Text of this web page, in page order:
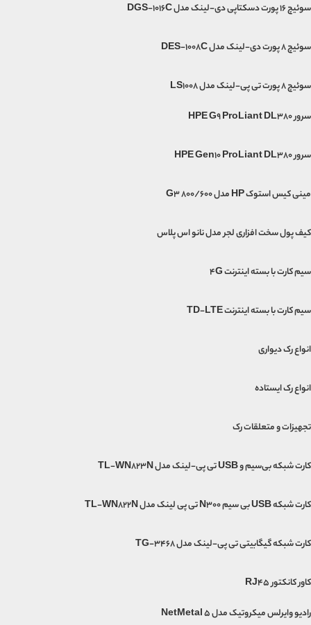
سوئیچ 16 پورت دسکتاپی دی-لینک مدل DGS-1016C
سوئیچ 8 پورت دی-لینک مدل DES-1008C
سوئیچ ۸ پورت تی پی-لینک مدل LS1008
سرور HPE G9 ProLiant DL380
سرور HPE Gen10 ProLiant DL380
مینی‌ کیس استوک HP مدل G3 800/600
کیف پول سخت افزاری لجر مدل نانو اس پلاس
سیم کارت با بسته اینترنت 4G
سیم کارت با بسته اینترنت TD-LTE
انواع رک دیواری
انواع رک ایستاده
تجهیزات و متعلقات رک
کارت شبکه بی‌سیم و USB تی پی-لینک مدل TL-WN823N
کارت شبکه USB بی‌ سیم N300 تی پی لینک مدل TL-WN822N
کارت شبکه گیگابیتی تی پی-لینک مدل TG-3468
کاور کانکتور RJ45
رادیو وایرلس میکروتیک مدل NetMetal 5